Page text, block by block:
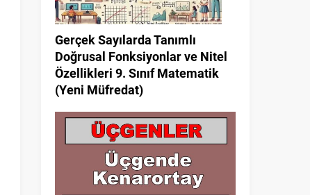
Gerçek Sayılarda Tanımlı
Doğrusal Fonksiyonlar ve Nitel
Özellikleri 9. Sınıf Matematik
(Yeni Müfredat)